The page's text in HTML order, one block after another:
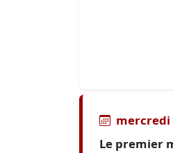
mercredi
Le premier